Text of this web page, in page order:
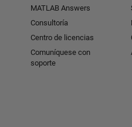
MATLAB Answers
Consultoría
Centro de licencias
Comuníquese con
soporte